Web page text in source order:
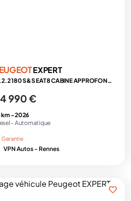
EXPERT
XL 2.2 180 S&S EAT8 CABINE APPROFONDIE 5 PLACES + PREMIUM CONNECT + PACK LUXE + ATTELAGE
990 €
km -2026
- Automatique
Garantie
VPN Autos - Rennes